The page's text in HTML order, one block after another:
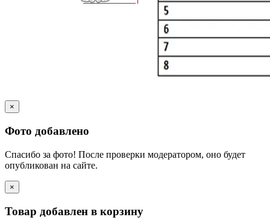
×
Фото добавлено
Спасибо за фото! После проверки модератором, оно будет
опубликован на сайте.
×
Товар добавлен в корзину